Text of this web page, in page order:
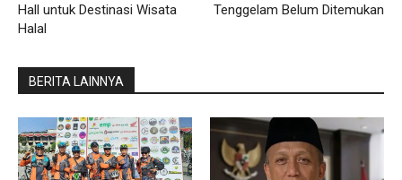
Hall untuk Destinasi Wisata
Halal
Tenggelam Belum Ditemukan
BERITA LAINNYA